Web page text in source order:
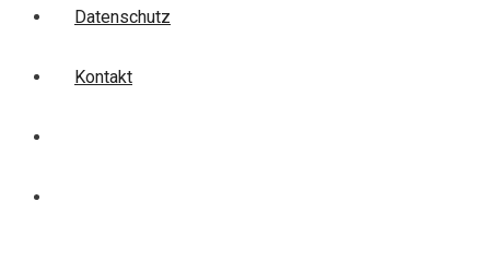
Datenschutz
Kontakt